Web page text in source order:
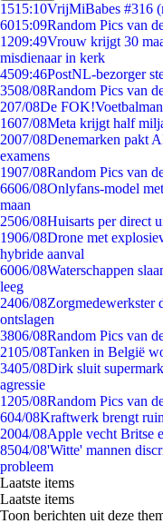
1515:10VrijMiBabes #316
6015:09Random Pics van
1209:49Vrouw krijgt 30
misdienaar in kerk
4509:46PostNL-bezorger
3508/08Random Pics van
207/08De
1607/08Meta krijgt half
2007/08Denemarken pakt
examens
1907/08Random Pics van
6606/08Onlyfans-model
maan
2506/08Huisarts per direct
1906/08Drone met
hybride aanval
6006/08Waterschappen
leeg
2406/08Zorgmedewerkster
ontslagen
3806/08Random Pics van
2105/08Tanken in België
3405/08Dirk sluit
agressie
1205/08Random Pics van
604/08Kraftwerk brengt
2004/08Apple vecht Britse
8504/08'Witte' mannen
probleem
Laatste items
Laatste items
Toon berichten uit deze